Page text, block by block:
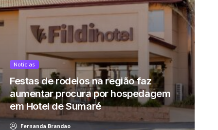
Noticias
Festas de rodeios na região faz
aumentar procura por hospedagem
em Hotel de Sumaré
Fernanda Brandao